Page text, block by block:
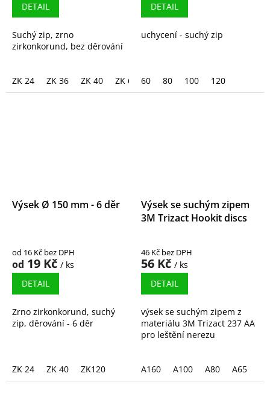
DETAIL
Suchý zip, zrno
zirkonkorund, bez děrování
ZK 24 ZK 36 ZK 40 ZK 60 ZK 80 ZK100 ZK120
DETAIL
uchycení - suchý zip
60 80 100 120
Výsek Ø 150 mm - 6 děr
od 16 Kč bez DPH
od 19 Kč / ks
DETAIL
Zrno zirkonkorund, suchý
zip, děrování - 6 děr
ZK 24 ZK 40 ZK120
Výsek se suchým zipem
3M Trizact Hookit discs
46 Kč bez DPH
56 Kč / ks
DETAIL
výsek se suchým zipem z
materiálu 3M Trizact 237 AA
pro leštění nerezu
A160 A100 A80 A65